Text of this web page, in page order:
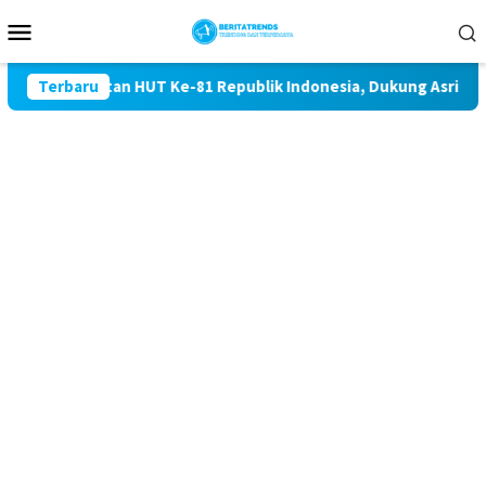
ke
Mobile
TerbaruHUT Ke-81 Republik Indonesia, Dukung Asri dan